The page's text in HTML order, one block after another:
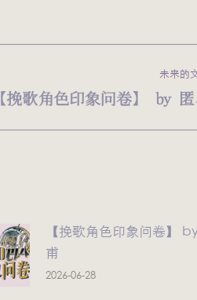
未来的
【挽歌角色印象问卷】 by
【挽歌角色印象问卷】
甫
2026-06-28